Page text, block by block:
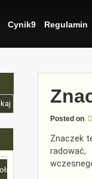
Cynik9 Regulamin
Posted on
Znaczek